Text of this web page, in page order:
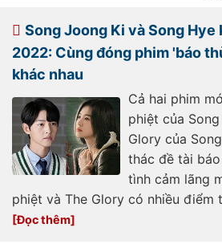
Song Joong Ki và Song Hye
2022: Cùng đóng phim 'báo
khác nhau
Cả hai phim
phiệt của
Glory của
thác đề tài
tình cảm lãng
phiệt và The Glory có nhiều điểm